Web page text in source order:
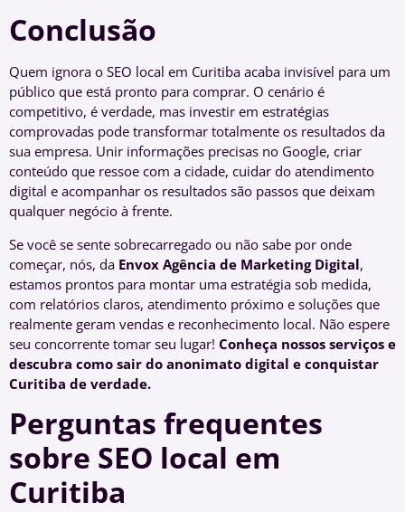
Conclusão
Quem ignora o SEO local em Curitiba acaba invisível para um
público que está pronto para comprar. O cenário é
competitivo, é verdade, mas investir em estratégias
comprovadas pode transformar totalmente os resultados da
sua empresa. Unir informações precisas no Google, criar
conteúdo que ressoe com a cidade, cuidar do atendimento
digital e acompanhar os resultados são passos que deixam
qualquer negócio à frente.
Se você se sente sobrecarregado ou não sabe por onde
começar, nós, da Envox Agência de Marketing Digital,
estamos prontos para montar uma estratégia sob medida,
com relatórios claros, atendimento próximo e soluções que
realmente geram vendas e reconhecimento local. Não espere
seu concorrente tomar seu lugar! Conheça nossos serviços e
descubra como sair do anonimato digital e conquistar
Curitiba de verdade.
Perguntas frequentes
sobre SEO local em
Curitiba